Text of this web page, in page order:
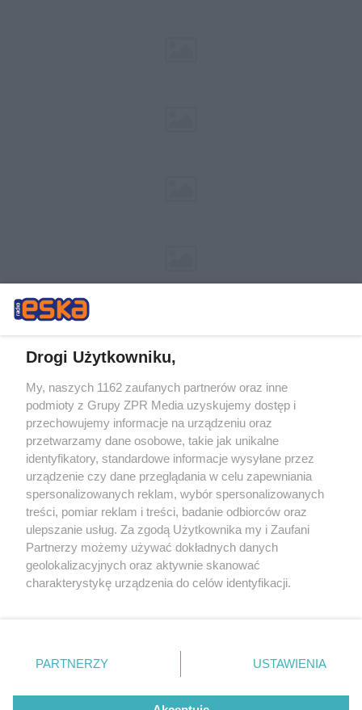
Żaden utwór zamieszczony w serwisie nie może być powielany i
rozpowszechniany lub dalej rozpowszechniany w jakikolwiek sposób (w
tym także elektroniczny lub mechaniczny) na jakimkolwiek polu
eksploatacji w jakiejkolwiek formie, włącznie z umieszczaniem w
Internecie bez pisemnej zgody właściciela praw. Jakiekolwiek użycie lub
wykorzystanie utworów w całości lub w części z naruszeniem prawa,
tzn. bez właściwej zgody, jest zabronione pod groźbą kary i może być
ścigane prawnie.
© 2026 Grupa ZPR Media
Drogi Użytkowniku,
My, naszych 1162 zaufanych partnerów oraz inne
podmioty z Grupy ZPR Media uzyskujemy dostęp i
przechowujemy informacje na urządzeniu oraz
przetwarzamy dane osobowe, takie jak unikalne
identyfikatory, standardowe informacje wysyłane przez
urządzenie czy dane przeglądania w celu zapewniania
spersonalizowanych reklam, wybór spersonalizowanych
treści, pomiar reklam i treści, badanie odbiorców oraz
ulepszanie usług. Za zgodą Użytkownika my i Zaufani
Partnerzy możemy używać dokładnych danych
geolokalizacyjnych oraz aktywnie skanować
charakterystykę urządzenia do celów identyfikacji.
zmienić/wycofać klikając przycisk ustawień prywatności
znajdujący się w lewym dolnym rogu strony
rodzaje przetwarzania danych nie wymagają zgody
PARTNERZY USTAWIENIA